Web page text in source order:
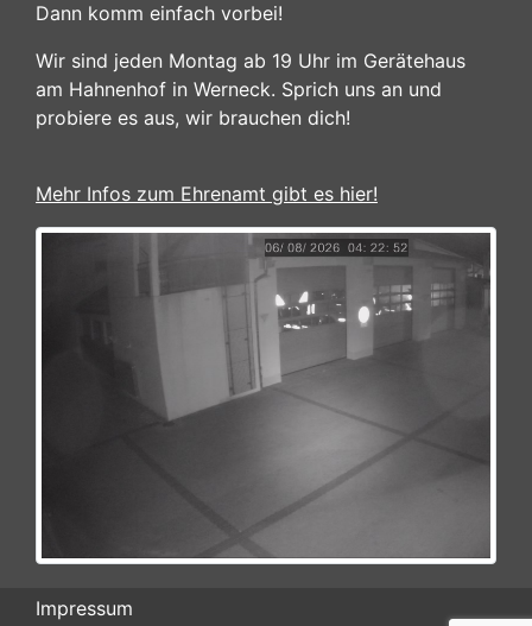
Dann komm einfach vorbei!
Wir sind jeden Montag ab 19 Uhr im Gerätehaus
am Hahnenhof in Werneck. Sprich uns an und
probiere es aus, wir brauchen dich!
Mehr Infos zum Ehrenamt gibt es hier!
Impressum